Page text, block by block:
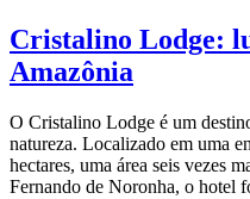
Cristalino Lodge:
Amazônia
O Cristalino Lodge é um
natureza. Localizado em uma
hectares, uma área seis vezes
Fernando de Noronha, o hotel